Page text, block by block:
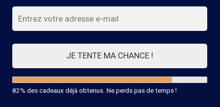
JE TENTE MA CHANCE !
82% des cadeaux déjà obtenus. Ne perds pas de temps !